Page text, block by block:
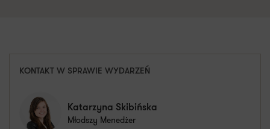
KONTAKT W SPRAWIE WYDARZEŃ
Katarzyna Skibińska
Młodszy Menedżer